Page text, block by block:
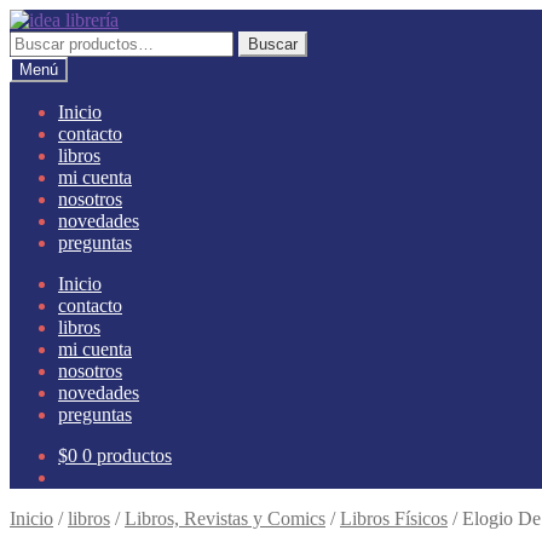
Ir
a
la
navegación
Ir
al
contenido
Buscar
por:
Buscar
Menú
Inicio
contacto
libros
mi cuenta
nosotros
novedades
preguntas
Inicio
contacto
libros
mi cuenta
nosotros
novedades
preguntas
$0 0 productos
Inicio /libros /Libros, Revistas y Comics /Libros Físicos /Elogio